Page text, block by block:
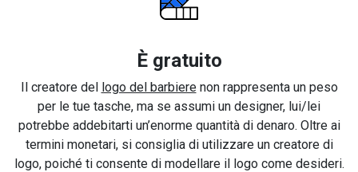
È gratuito
Il creatore del logo del barbierenon rappresenta un peso
per le tue tasche, ma se assumi un designer, lui/lei
potrebbe addebitarti un’enorme quantità di denaro. Oltre ai
termini monetari, si consiglia di utilizzare un creatore di
logo, poiché ti consente di modellare il logo come desideri.